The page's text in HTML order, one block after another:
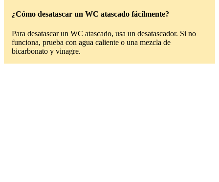
¿Cómo desatascar un WC atascado fácilmente?
Para desatascar un WC atascado, usa un desatascador. Si no
funciona, prueba con agua caliente o una mezcla de
bicarbonato y vinagre.